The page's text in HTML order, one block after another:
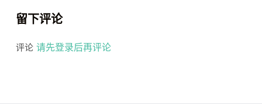
留下评论
评论 请先登录后再评论